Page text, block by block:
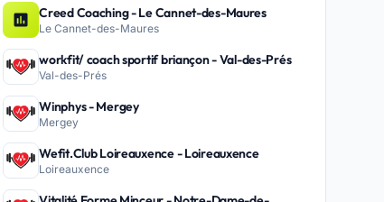
Creed Coaching - Le Cannet-des-Maures
Le Cannet-des-Maures
workfit/ coach sportif briançon - Val-des-Prés
Val-des-Prés
Winphys - Mergey
Mergey
Wefit.Club Loireauxence - Loireauxence
Loireauxence